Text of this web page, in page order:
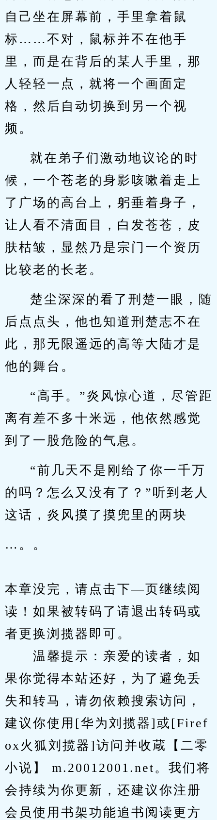
自己坐在屏幕前，手里拿着鼠
标……不对，鼠标并不在他手
里，而是在背后的某人手里，那
人轻轻一点，就将一个画面定
格，然后自动切换到另一个视
频。
就在弟子们激动地议论的时
候，一个苍老的身影咳嗽着走上
了广场的高台上，躬垂着身子，
让人看不清面目，白发苍苍，皮
肤枯皱，显然乃是宗门一个资历
比较老的长老。
楚尘深深的看了刑楚一眼，随
后点点头，他也知道刑楚志不在
此，那无限遥远的高等大陆才是
他的舞台。
“高手。”炎风惊心道，尽管距
离有差不多十米远，他依然感觉
到了一股危险的气息。
“前几天不是刚给了你一千万
的吗？怎么又没有了？”听到老人
这话，炎风摸了摸兜里的两块
…。。
本章没完，请点击下—页继续阅
读！如果被转码了请退出转码或
者更换浏揽器即可。
温馨提示：亲爱的读者，如
果你觉得本站还好，为了避免丢
失和转马，请勿依赖搜索访问，
建议你使用[华为刘揽器]或[Firef
ox火狐刘揽器]访问并收蔵【二零
小说】 m.20012001.net。我们将
会持续为你更新，还建议你注册
会员使用书架功能追书阅读更方